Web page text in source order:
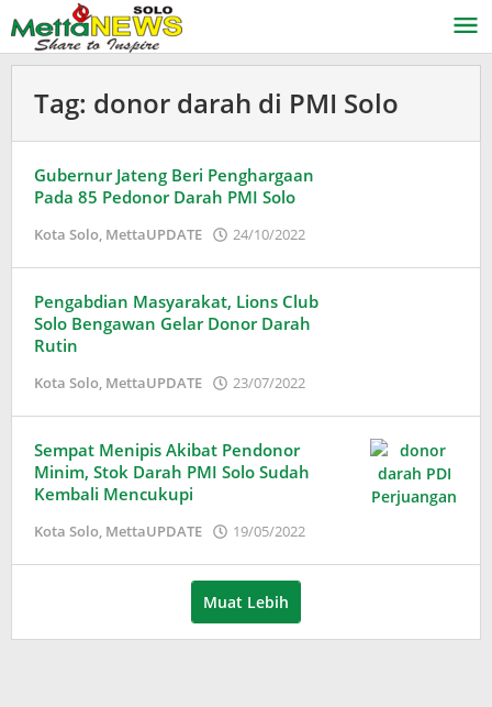
ke
konten
Tag: donor darah di PMI Solo
Gubernur Jateng Beri Penghargaan
Pada 85 Pedonor Darah PMI Solo
Kota Solo, MettaUPDATE 24/10/2022
Pengabdian Masyarakat, Lions Club
Solo Bengawan Gelar Donor Darah
Rutin
Kota Solo, MettaUPDATE 23/07/2022
Sempat Menipis Akibat Pendonor
Minim, Stok Darah PMI Solo Sudah
Kembali Mencukupi
Kota Solo, MettaUPDATE 19/05/2022
Muat Lebih